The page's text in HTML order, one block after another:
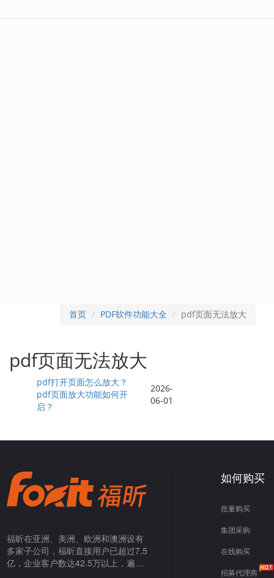
首页 PDF软件功能大全 pdf页面无法放大
pdf页面无法放大
pdf打开页面怎么放大？
pdf页面放大功能如何开
启？
2026-
06-01
福昕在亚洲、美洲、欧洲和澳洲设有
多家子公司，福昕直接用户已超过7.5
亿，企业客户数达42.5万以上，遍布
如何购买
批量购买
集团采购
在线购买
招募代理商